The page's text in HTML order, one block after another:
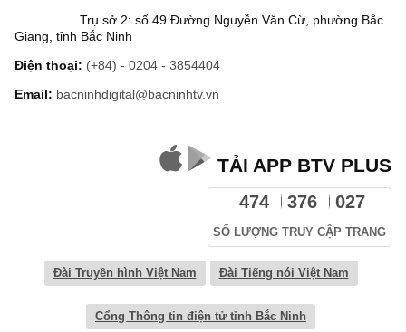
Trụ sở 2: số 49 Đường Nguyễn Văn Cừ, phường Bắc
Giang, tỉnh Bắc Ninh
Điện thoại: (+84) - 0204 - 3854404
Email: bacninhdigital@bacninhtv.vn
TẢI APP BTV PLUS
474 376 027
SỐ LƯỢNG TRUY CẬP TRANG
Đài Truyền hình Việt Nam Đài Tiếng nói Việt Nam
Cổng Thông tin điện tử tỉnh Bắc Ninh